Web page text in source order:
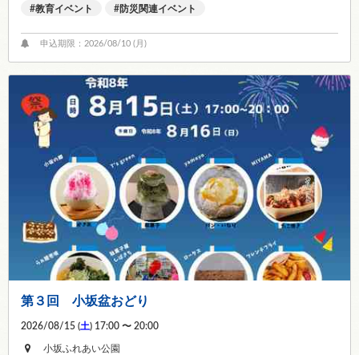
教育イベント 防災関連イベント
申込期限：2026/08/10 ( 月 )
第３回 小坂盆おどり
2026/08/15 (土) 17:00 〜 20:00
小坂ふれあい公園